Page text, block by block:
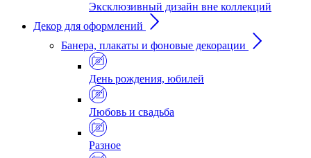
Эксклюзивный дизайн вне коллекций
Декор для оформлений
Банера, плакаты и фоновые декорации
День рождения, юбилей
Любовь и свадьба
Разное